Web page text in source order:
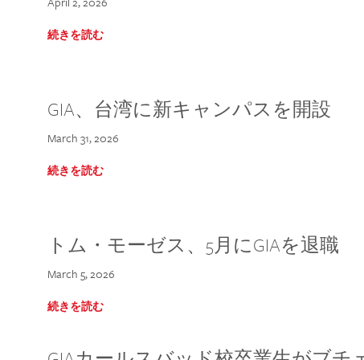
続きを読む
GIA、台湾に新キャンパスを開設
March 31, 2026
続きを読む
トム・モーゼス、5月にGIAを退職
March 5, 2026
続きを読む